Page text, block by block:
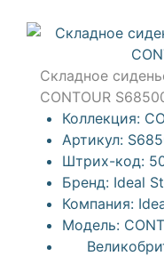
Складное
CONTOUR
Коллекция:
Артикул:
Штрих-код:
Бренд: Ideal
Компания:
Модель: